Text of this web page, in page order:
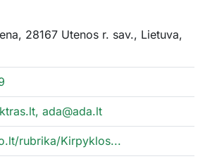
28167 Utenos r. sav., Lietuva,
ada@ada.lt
rubrika/Kirpyklos...